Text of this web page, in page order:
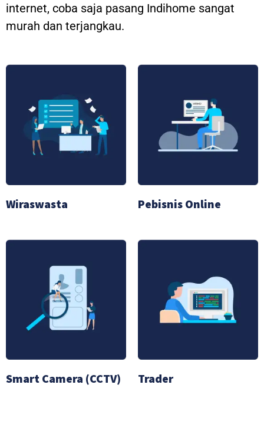
internet, coba saja pasang Indihome sangat
murah dan terjangkau.
Wiraswasta Pebisnis Online
Smart Camera (CCTV) Trader